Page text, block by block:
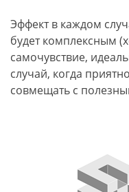
Эффект в каждом
будет комплексным
самочувствие,
случай, когда
совмещать с